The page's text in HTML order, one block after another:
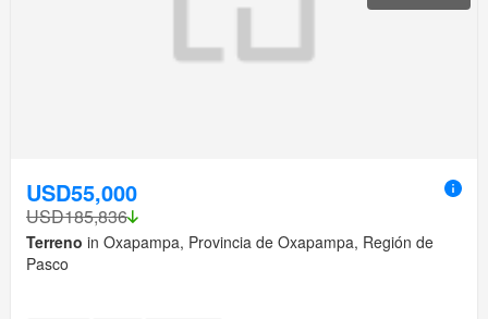
USD55,000
USD185,836
Terreno in Oxapampa, Provincia de Oxapampa, Región de
Pasco